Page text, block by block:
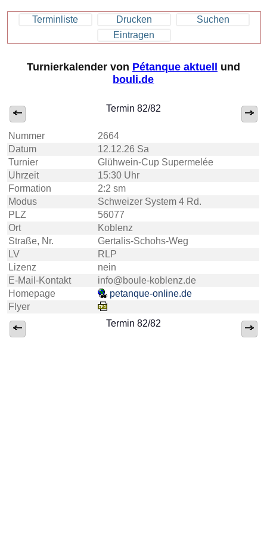
Terminliste Drucken
Suchen
Eintragen
Turnierkalender von Pétanque aktuell und
bouli.de
Termin 82/82
Nummer
2664
Datum
12.12.26 Sa
Turnier
Glühwein-Cup Supermelée
Uhrzeit
15:30 Uhr
Formation
2:2 sm
Modus
Schweizer System 4 Rd.
PLZ
56077
Ort
Koblenz
Straße, Nr.
Gertalis-Schohs-Weg
LV
RLP
Lizenz
nein
E-Mail-Kontakt
info@boule-koblenz.de
Homepage
petanque-online.de
Flyer
Termin 82/82